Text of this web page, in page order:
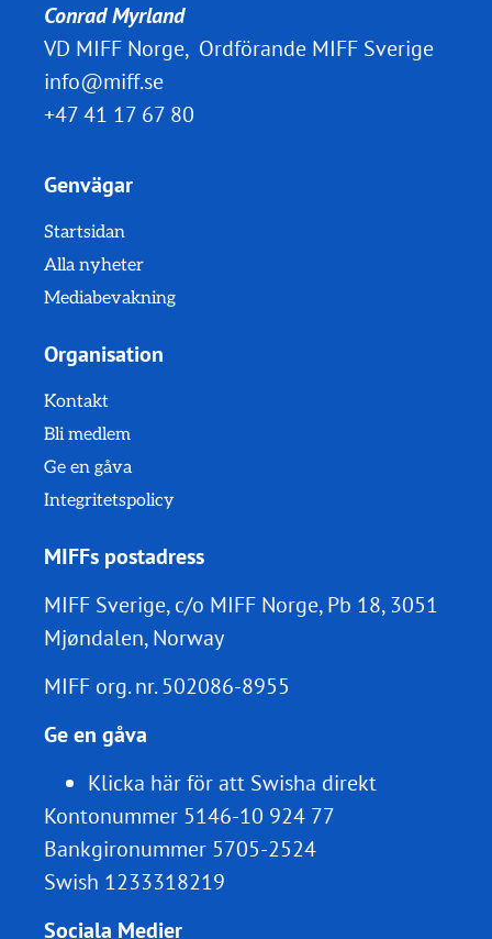
Conrad Myrland
VD MIFF Norge, Ordförande MIFF Sverige
info@miff.se
+47 41 17 67 80
Genvägar
Startsidan
Alla nyheter
Mediabevakning
Organisation
Kontakt
Bli medlem
Ge en gåva
Integritetspolicy
MIFFs postadress
MIFF Sverige, c/o MIFF Norge, Pb 18, 3051
Mjøndalen, Norway
MIFF org. nr.502086-8955
Ge en gåva
Klicka här för att Swisha direkt
Kontonummer 5146-10 924 77
Bankgironummer 5705-2524
Swish 1233318219
Sociala Medier